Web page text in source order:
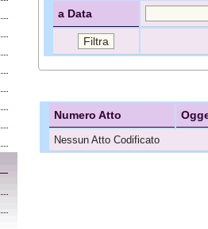
a Data
Numero Atto
Nessun Atto Codificato